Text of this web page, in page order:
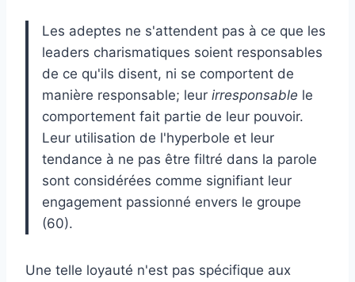
Les adeptes ne s'attendent pas à ce que les
leaders charismatiques soient responsables
de ce qu'ils disent, ni se comportent de
manière responsable; leur irresponsable le
comportement fait partie de leur pouvoir.
Leur utilisation de l'hyperbole et leur
tendance à ne pas être filtré dans la parole
sont considérées comme signifiant leur
engagement passionné envers le groupe
(60).
Une telle loyauté n'est pas spécifique aux